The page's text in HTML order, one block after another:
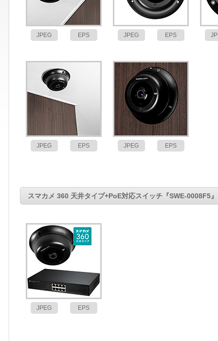
JPEG EPS JPEG EPS
JPEG EPS JPEG EPS
スマカメ 360 天井タイプ+PoE対応スイッチ『SWE-0008F5
JPEG EPS